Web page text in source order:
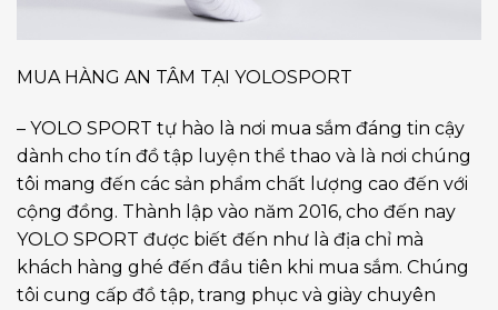
MUA HÀNG AN TÂM TẠI YOLOSPORT
– YOLO SPORT tự hào là nơi mua sắm đáng tin cậy
dành cho tín đồ tập luyện thể thao và là nơi chúng
tôi mang đến các sản phẩm chất lượng cao đến với
cộng đồng. Thành lập vào năm 2016, cho đến nay
YOLO SPORT được biết đến như là địa chỉ mà
khách hàng ghé đến đầu tiên khi mua sắm. Chúng
tôi cung cấp đồ tập, trang phục và giày chuyên